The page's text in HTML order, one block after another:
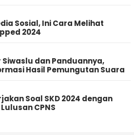
Sosial, Ini Cara Melihat
2024
dan Panduannya,
Hasil Pemungutan Suara
Soal SKD 2024 dengan
CPNS